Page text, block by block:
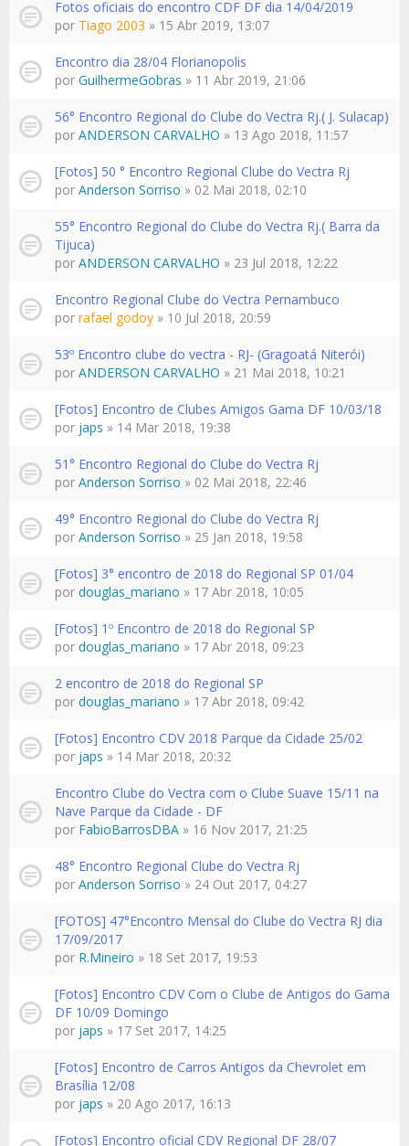
Fotos oficiais do encontro CDF DF dia 14/04/2019
por Tiago 2003 » 15 Abr 2019, 13:07
Encontro dia 28/04 Florianopolis
por GuilhermeGobras » 11 Abr 2019, 21:06
56° Encontro Regional do Clube do Vectra Rj.( J. Sulacap)
por ANDERSON CARVALHO » 13 Ago 2018, 11:57
[Fotos] 50 ° Encontro Regional Clube do Vectra Rj
por Anderson Sorriso » 02 Mai 2018, 02:10
55° Encontro Regional do Clube do Vectra Rj.( Barra da
Tijuca)
por ANDERSON CARVALHO » 23 Jul 2018, 12:22
Encontro Regional Clube do Vectra Pernambuco
por rafael godoy » 10 Jul 2018, 20:59
53º Encontro clube do vectra - RJ- (Gragoatá Niterói)
por ANDERSON CARVALHO » 21 Mai 2018, 10:21
[Fotos] Encontro de Clubes Amigos Gama DF 10/03/18
por japs » 14 Mar 2018, 19:38
51° Encontro Regional do Clube do Vectra Rj
por Anderson Sorriso » 02 Mai 2018, 22:46
49° Encontro Regional do Clube do Vectra Rj
por Anderson Sorriso » 25 Jan 2018, 19:58
[Fotos] 3° encontro de 2018 do Regional SP 01/04
por douglas_mariano » 17 Abr 2018, 10:05
[Fotos] 1º Encontro de 2018 do Regional SP
por douglas_mariano » 17 Abr 2018, 09:23
2 encontro de 2018 do Regional SP
por douglas_mariano » 17 Abr 2018, 09:42
[Fotos] Encontro CDV 2018 Parque da Cidade 25/02
por japs » 14 Mar 2018, 20:32
Encontro Clube do Vectra com o Clube Suave 15/11 na
Nave Parque da Cidade - DF
por FabioBarrosDBA » 16 Nov 2017, 21:25
48° Encontro Regional Clube do Vectra Rj
por Anderson Sorriso » 24 Out 2017, 04:27
[FOTOS] 47°Encontro Mensal do Clube do Vectra RJ dia
17/09/2017
por R.Mineiro » 18 Set 2017, 19:53
[Fotos] Encontro CDV Com o Clube de Antigos do Gama
DF 10/09 Domingo
por japs » 17 Set 2017, 14:25
[Fotos] Encontro de Carros Antigos da Chevrolet em
Brasília 12/08
por japs » 20 Ago 2017, 16:13
[Fotos] Encontro oficial CDV Regional DF 28/07